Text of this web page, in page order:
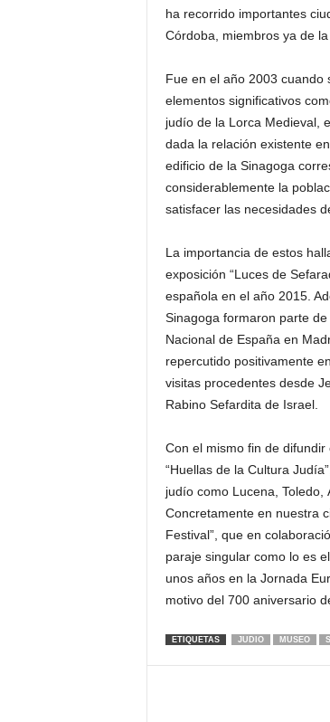
ha recorrido importantes
Córdoba, miembros ya de
Fue en el año 2003 cuando
elementos significativos
judío de la Lorca Medieval,
dada la relación existente
edificio de la Sinagoga
considerablemente la
satisfacer las necesidades
La importancia de estos
exposición “Luces de
española en el año 2015.
Sinagoga formaron parte
Nacional de España en
repercutido positivamente
visitas procedentes desde
Rabino Sefardita de Israel.
Con el mismo fin de
“Huellas de la Cultura
judío como Lucena, Toledo,
Concretamente en nuestra
Festival”, que en
paraje singular como lo es
unos años en la Jornada
motivo del 700 aniversario
ETIQUETAS JUDIO MUSEO